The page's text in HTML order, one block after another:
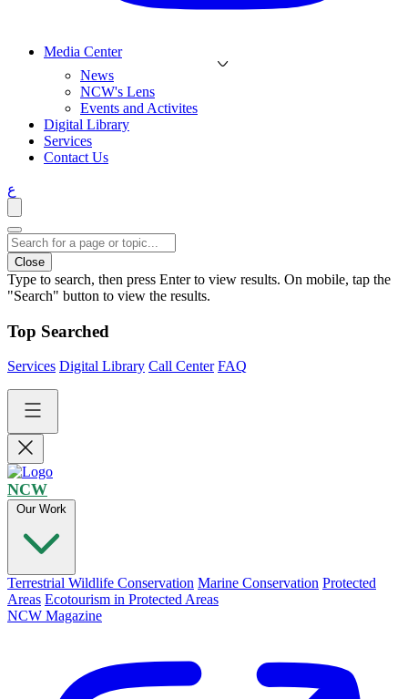
Media Center
News
NCW's Lens
Events and Activites
Digital Library
Services
Contact Us
ع
Close
Type to search, then press Enter to view results. On mobile, tap the
"Search" button to view the results.
Top Searched
Services Digital Library Call Center FAQ
NCW
Our Work
Terrestrial Wildlife Conservation Marine Conservation Protected
Areas Ecotourism in Protected Areas
NCW Magazine